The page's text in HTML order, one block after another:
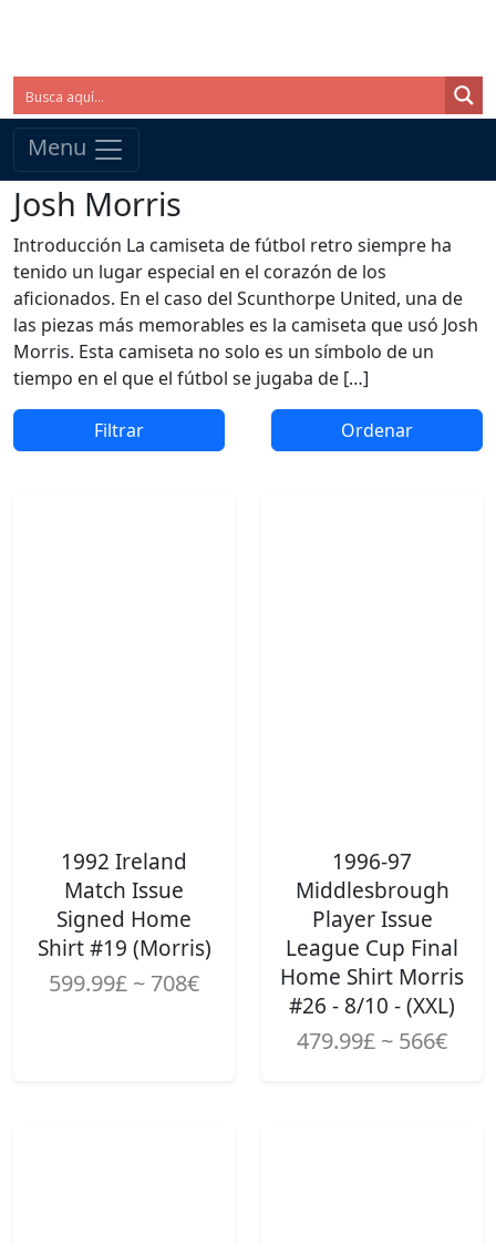
Menu
Josh Morris
Introducción La camiseta de fútbol retro siempre ha
tenido un lugar especial en el corazón de los
aficionados. En el caso del Scunthorpe United, una de
las piezas más memorables es la camiseta que usó Josh
Morris. Esta camiseta no solo es un símbolo de un
tiempo en el que el fútbol se jugaba de […]
Filtrar Ordenar
1992 Ireland
Match Issue
Signed Home
Shirt #19 (Morris)
599.99£ ~ 708€
1996-97
Middlesbrough
Player Issue
League Cup Final
Home Shirt Morris
#26 - 8/10 - (XXL)
479.99£ ~ 566€